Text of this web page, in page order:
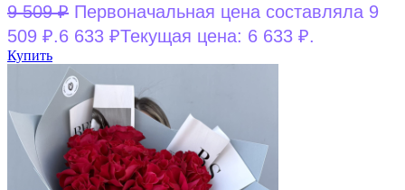
9 509₽ Первоначальная цена составляла 9
509 ₽.6 633 ₽Текущая цена: 6 633 ₽.
Купить